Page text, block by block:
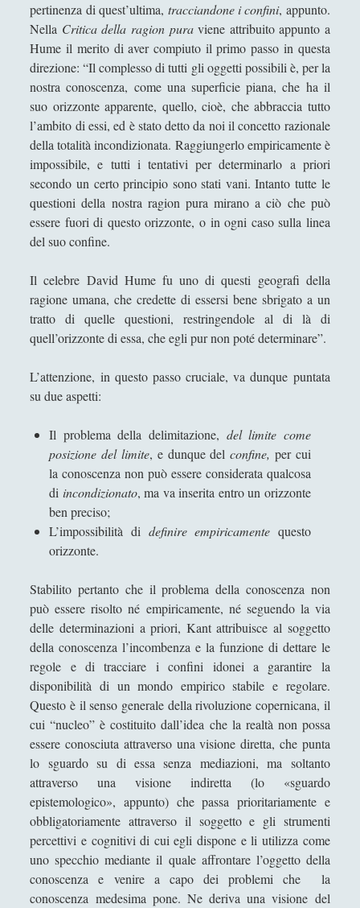
Giovanni Ingrosso
Giuseppe Cacciatore
Giuseppe Ragunì
Guido Del Santo
Ivano E. Pollini
Laura Baire
Linda Savelli
Massimo Fabi
Matteo Bucalossi
Paolo Ceola
Paolo Meneghetti
Robert Paul Wolff
Sonia Cosio
Salvatore Magra
Sergio Pampanini
Simone Di Massa
Stefano Bernini
Tullio Aebischer
Umberto Rossolini
Valeria Franco
Valerio Stagno
Wolfgang Francesco Pili
pertinenza di quest’ultima, tracciandone i confini, appunto.
Nella Critica della ragion puraviene attribuito appunto a
Hume il merito di aver compiuto il primo passo in questa
direzione: “Il complesso di tutti gli oggetti possibili è, per la
nostra conoscenza, come una superficie piana, che ha il
suo orizzonte apparente, quello, cioè, che abbraccia tutto
l’ambito di essi, ed è stato detto da noi il concetto razionale
della totalità incondizionata. Raggiungerlo empiricamente è
impossibile, e tutti i tentativi per determinarlo a priori
secondo un certo principio sono stati vani. Intanto tutte le
questioni della nostra ragion pura mirano a ciò che può
essere fuori di questo orizzonte, o in ogni caso sulla linea
del suo confine.
Il celebre David Hume fu uno di questi geografi della
ragione umana, che credette di essersi bene sbrigato a un
tratto di quelle questioni, restringendole al di là di
quell’orizzonte di essa, che egli pur non poté determinare”.
L’attenzione, in questo passo cruciale, va dunque puntata
su due aspetti:
Il problema della delimitazione, del limite come
posizione del limite, e dunque delconfine, per cui
la conoscenza non può essere considerata qualcosa
di incondizionato, ma va inserita entro un orizzonte
ben preciso;
L’impossibilità di definire empiricamente questo
orizzonte.
Stabilito pertanto che il problema della conoscenza non
può essere risolto né empiricamente, né seguendo la via
delle determinazioni a priori, Kant attribuisce al soggetto
della conoscenza l’incombenza e la funzione di dettare le
regole e di tracciare i confini idonei a garantire la
disponibilità di un mondo empirico stabile e regolare.
Questo è il senso generale della rivoluzione copernicana, il
cui “nucleo” è costituito dall’idea che la realtà non possa
essere conosciuta attraverso una visione diretta, che punta
lo sguardo su di essa senza mediazioni, ma soltanto
attraverso una visione indiretta (lo «sguardo
epistemologico», appunto) che passa prioritariamente e
obbligatoriamente attraverso il soggetto e gli strumenti
percettivi e cognitivi di cui egli dispone e li utilizza come
uno specchio mediante il quale affrontare l’oggetto della
conoscenza e venire a capo dei problemi che la
conoscenza medesima pone. Ne deriva una visione del